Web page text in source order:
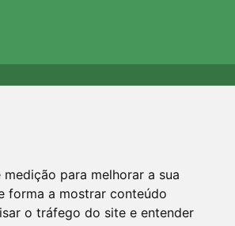
para melhorar a sua
forma a mostrar conteúdo
o tráfego do site e entender
plantamos uma árvore! Leia mais